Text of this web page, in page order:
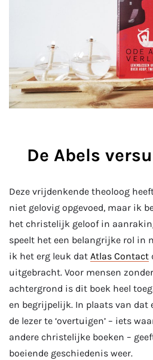
De Abels
Deze vrijdenkende theoloog
niet gelovig opgevoed, maar ik
het christelijk geloof in
speelt het een belangrijke rol in
ik het erg leuk dat Atlas Contact
uitgebracht. Voor mensen
achtergrond is dit boek heel
en begrijpelijk. In plaats van dat
de lezer te ‘overtuigen’ – iets
andere christelijke boeken –
boeiende geschiedenis weer.